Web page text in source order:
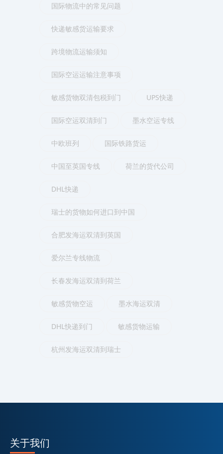
国际物流中的常见问题
快递敏感货运输要求
跨境物流运输须知
国际空运运输注意事项
敏感货物双清包税到门 UPS快递
国际空运双清到门 墨水空运专线
中欧班列 国际铁路货运
中国至英国专线 荷兰的货代公司
DHL快递
瑞士的货物如何进口到中国
合肥发海运双清到英国
爱尔兰专线物流
长春发海运双清到荷兰
敏感货物空运 墨水海运双清
DHL快递到门 敏感货物运输
杭州发海运双清到瑞士
关于我们